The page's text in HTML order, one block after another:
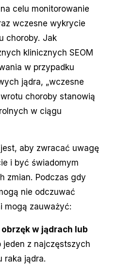
celu monitorowanie
wczesne wykrycie
choroby. Jak
klinicznych SEOM
w przypadku
jądra, „wczesne
choroby stanowią
w ciągu
aby zwracać uwagę
i być świadomym
zmian. Podczas gdy
nie odczuwać
mogą zauważyć:
w jądrach lub
jeden z najczęstszych
raka jądra.